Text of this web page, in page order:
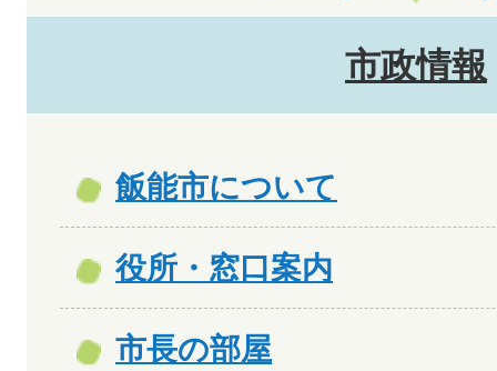
市政情報
飯能市について
役所・窓口案内
市長の部屋